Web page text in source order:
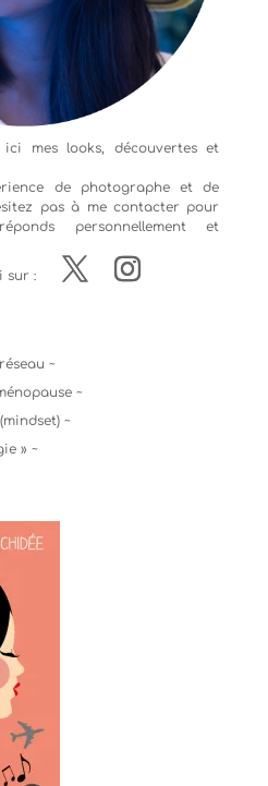
ici mes looks, découvertes et
de photographeet de
pas à me contacter pour
personnellement et
sur :
~
~
~
» ~